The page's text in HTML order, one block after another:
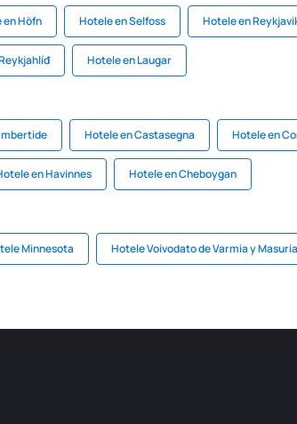
en Höfn Hotele en Selfoss Hotele en
Hotele en Laugar
Hotele en Castasegna Hotele en
en Havinnes Hotele en Cheboygan
Minnesota Hotele Voivodato de Varmia y Masuria